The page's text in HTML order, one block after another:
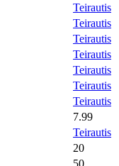
Teirautis
Teirautis
Teirautis
Teirautis
Teirautis
Teirautis
Teirautis
7.99
Teirautis
20
50